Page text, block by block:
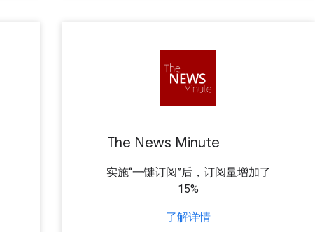
The News Minute
实施“一键订阅”后，订阅量增加了
15%
了解详情